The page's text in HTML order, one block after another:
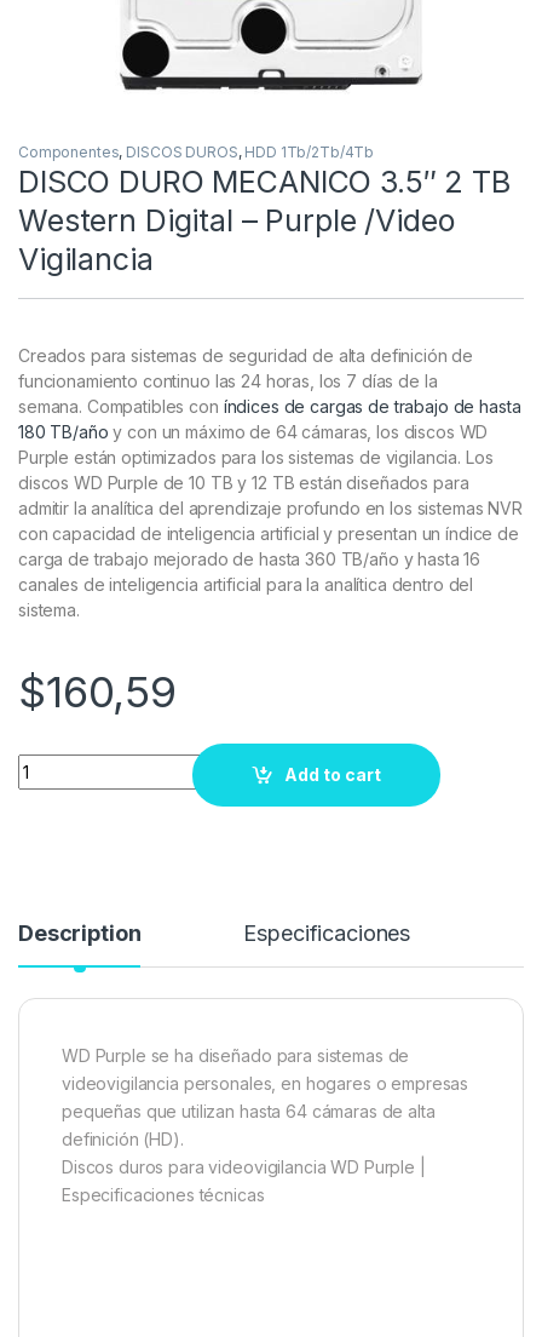
Componentes, DISCOS DUROS, HDD 1Tb/2Tb/4Tb
DISCO DURO MECANICO 3.5″ 2 TB
Western Digital – Purple /Video
Vigilancia
Creados para sistemas de seguridad de alta definición de
funcionamiento continuo las 24 horas, los 7 días de la
semana. Compatibles con índices de cargas de trabajo de hasta
180 TB/año y con un máximo de 64 cámaras, los discos WD
Purple están optimizados para los sistemas de vigilancia. Los
discos WD Purple de 10 TB y 12 TB están diseñados para
admitir la analítica del aprendizaje profundo en los sistemas NVR
con capacidad de inteligencia artificial y presentan un índice de
carga de trabajo mejorado de hasta 360 TB/año y hasta 16
canales de inteligencia artificial para la analítica dentro del
sistema.
$160,59
Quantity
Add to cart
Description Especificaciones
WD Purple se ha diseñado para sistemas de
videovigilancia personales, en hogares o empresas
pequeñas que utilizan hasta 64 cámaras de alta
definición (HD).
Discos duros para videovigilancia WD Purple |
Especificaciones técnicas